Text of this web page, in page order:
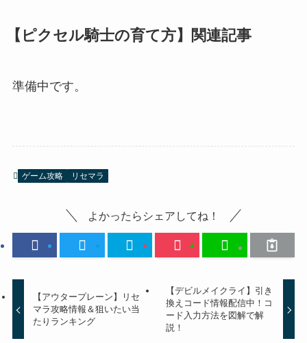
【ピクセル騎士の育て方】関連記事
準備中です。
ゲーム攻略 リセマラ
よかったらシェアしてね！
【アウタープレーン】リセ
マラ攻略情報＆狙いたい当
たりランキング
【デビルメイクライ】引き
換えコード情報配信中！コ
ード入力方法を図解で解
説！